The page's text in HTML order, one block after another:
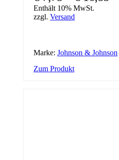
Enthält 10% MwSt.
zzgl. Versand
Marke: Johnson & Johnson
Zum ProduktDieses